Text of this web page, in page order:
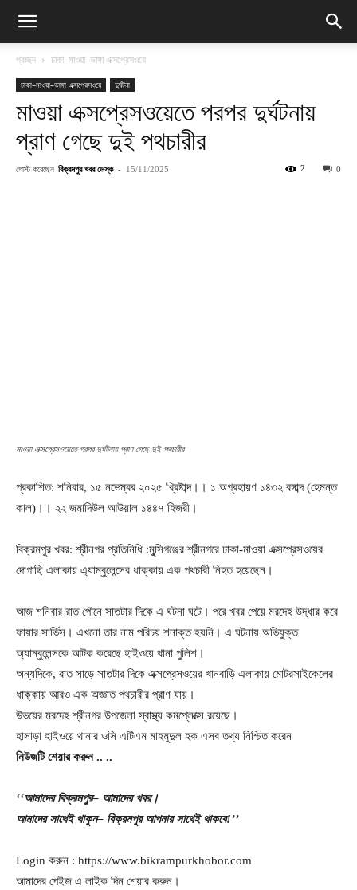
প্রচ্ছদ ঢাকা–মাওয়া–ভাঙ্গা এক্সপ্রেসওয়ে
ঢাকা–মাওয়া–ভাঙ্গা এক্সপ্রেসওয়ে দুর্ঘটনা
মাওয়া এক্সপ্রেসওয়েতে পরপর দুর্ঘটনায়
প্রাণ গেছে দুই পথচারীর
পোস্ট করেছেন বিক্রমপুর খবর ডেস্ক - 15/11/2025 0
2
মাওয়া এক্সপ্রেসওয়েতে পরপর দুর্ঘটনায় প্রাণ গেছে দুই পথচারীর
প্রকাশিত: শনিবার, ১৫ নভেম্বর ২০২৫ খ্রিষ্টাব্দ।। ১ অগ্রহায়ণ ১৪৩২ বঙ্গাব্দ (হেমন্ত
কাল)।। ২২ জমাদিউল আউয়াল ১৪৪৭ হিজরী।
বিক্রমপুর খবর: শ্রীনগর প্রতিনিধি :মুন্সিগঞ্জের শ্রীনগরে ঢাকা-মাওয়া এক্সপ্রেসওয়ের
দোগাছি এলাকায় এ্যাম্বুলেন্সের ধাক্কায় এক পথচারী নিহত হয়েছেন।
আজ শনিবার রাত পৌনে সাতটার দিকে এ ঘটনা ঘটে। পরে খবর পেয়ে মরদেহ উদ্ধার করে
ফায়ার সার্ভিস। এখনো তার নাম পরিচয় শনাক্ত হয়নি। এ ঘটনায় অভিযুক্ত
অ্যাম্বুলেন্সকে আটক করেছে হাইওয়ে থানা পুলিশ।
অন্যদিকে, রাত সাড়ে সাতটার দিকে এক্সপ্রেসওয়ের খানবাড়ি এলাকায় মোটরসাইকেলের
ধাক্কায় আরও এক অজ্ঞাত পথচারীর প্রাণ যায়।
উভয়ের মরদেহ শ্রীনগর উপজেলা স্বাস্থ্য কমপ্লেক্সে রয়েছে।
হাসাড়া হাইওয়ে থানার ওসি এটিএম মাহমুদুল হক এসব তথ্য নিশ্চিত করেন
নিউজটি শেয়ার করুন.. ..
‘‘আমাদের বিক্রমপুর– আমাদের খবর।
আমাদের সাথেই থাকুন– বিক্রমপুর আপনার সাথেই থাকবে!’’
Login করুন : https://www.bikrampurkhobor.com
আমাদের পেইজ এ লাইক দিন শেয়ার করুন।